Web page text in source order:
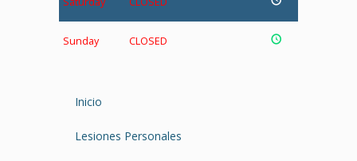
Sunday CLOSED
Inicio
Lesiones Personales